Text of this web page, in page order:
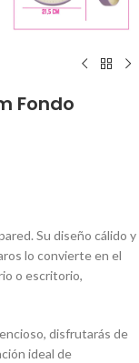
Fondo
Su diseño cálido y
lo convierte en el
o escritorio,
disfrutarás de
ideal de